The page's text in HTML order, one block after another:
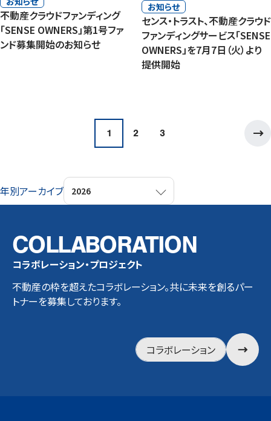
不動産クラウドファンディング
「SENSE OWNERS」第1号ファ
ンド募集開始のお知らせ
お知らせ
センス・トラスト、不動産クラウド
ファンディングサービス「SENSE
OWNERS」を7月7日（火）より
提供開始
り
1 2 3
年別アーカイブ
COLLABORATION
コラボレーション・プロジェクト
不動産の枠を超えたコラボレーション。共に未来を創るパー
トナーを募集しております。
コラボレーション